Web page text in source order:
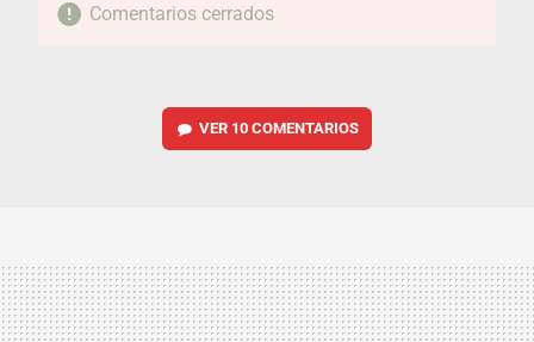
Comentarios cerrados
VER 10 COMENTARIOS